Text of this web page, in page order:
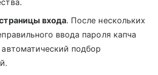
входа. После нескольких
ввода пароля капча
подбор